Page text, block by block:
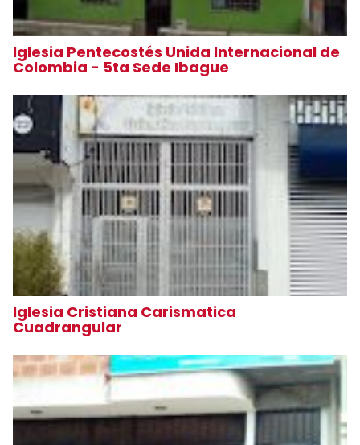
Iglesia Pentecostés Unida Internacional de
Colombia - 5ta Sede Ibague
Iglesia Cristiana Carismatica
Cuadrangular